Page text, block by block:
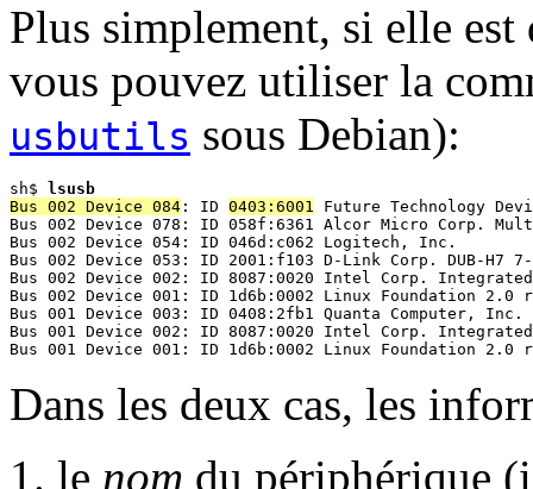
Plus simplement, si elle
vous pouvez utiliser la
usbutils sous Debian):
sh$
lsusb
Bus 002 Device 084 : ID 0403:6001 Future Technology
Bus 002 Device 078: ID 058f:6361 Alcor Micro Corp.
Bus 002 Device 054: ID 046d:c062 Logitech, Inc.
Bus 002 Device 053: ID 2001:f103 D-Link Corp. DUB-H7
Bus 002 Device 002: ID 8087:0020 Intel Corp. Integrated
Bus 002 Device 001: ID 1d6b:0002 Linux Foundation 2.0
Bus 001 Device 003: ID 0408:2fb1 Quanta Computer, Inc.
Bus 001 Device 002: ID 8087:0020 Intel Corp. Integrated
Dans les deux cas, les
le nom du périphérique